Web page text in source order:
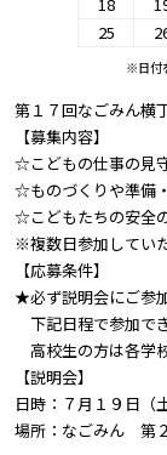
25
※日付
第１７回なごみん横
【募集内容】
☆こどもの仕事の見
☆ものづくりや準備
☆こどもたちの安全
※複数日参加してい
【応募条件】
★必ず説明会にご参
下記日程で参加で
高校生の方は各学
【説明会】
日時：７月１９日（
場所：なごみん 第